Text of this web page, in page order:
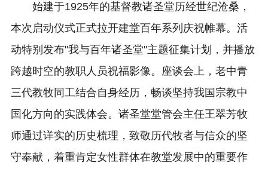
始建于1925年的基督教诸圣堂历经世纪沧桑，
本次启动仪式正式拉开建堂百年系列庆祝帷幕。活
动特别发布"我与百年诸圣堂"主题征集计划，并播放
跨越时空的教职人员祝福影像。座谈会上，老中青
三代教牧同工结合自身经历，畅谈坚持我国宗教中
国化方向的实践体会。诸圣堂堂管会主任王翠芳牧
师通过详实的历史梳理，致敬历代牧者与信众的坚
守奉献，着重肯定女性群体在教堂发展中的重要作